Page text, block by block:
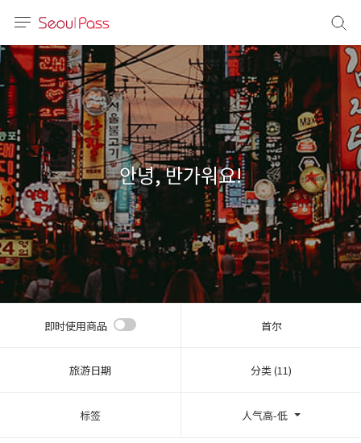
体)
文 (台灣)
안녕, 반가워요!
即时使用商品 首尔
旅游日期 分类 (11)
标签 人气高-低